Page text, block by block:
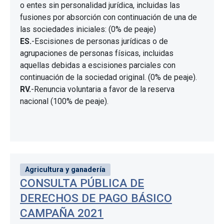
o entes sin personalidad jurídica, incluidas las
fusiones por absorción con continuación de una de
las sociedades iniciales: (0% de peaje)
ES.-Escisiones de personas jurídicas o de
agrupaciones de personas físicas, incluidas
aquellas debidas a escisiones parciales con
continuación de la sociedad original. (0% de peaje).
RV.-Renuncia voluntaria a favor de la reserva
nacional (100% de peaje).
Agricultura y ganadería
CONSULTA PÚBLICA DE
DERECHOS DE PAGO BÁSICO
CAMPAÑA 2021